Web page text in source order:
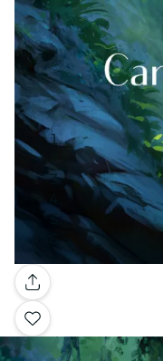
Galería